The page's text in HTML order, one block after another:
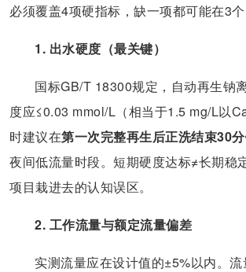
必须覆盖4项硬指标，缺一项都可能在3个
1. 出水硬度（最关键）
国标GB/T 18300规定，自动再生钠
度应≤0.03 mmol/L（相当于1.5 mg/L以
时建议在第一次完整再生后正洗结束30
夜间低流量时段。短期硬度达标≠长期
项目栽进去的认知误区。
2. 工作流量与额定流量偏差
实测流量应在设计值的±5%以内。